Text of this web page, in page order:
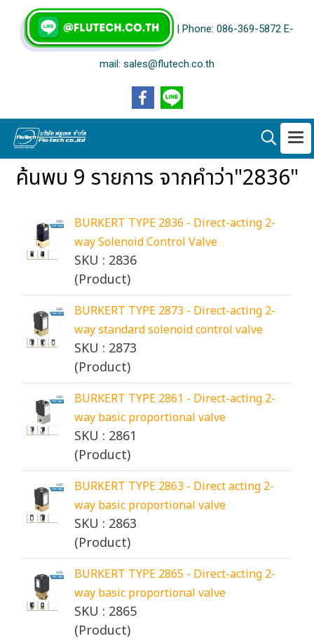
| Phone: 086-369-5872 E-
mail: sales@flutech.co.th
ค้นพบ 9 รายการ จากคำว่า"2836"
BURKERT TYPE 2836 - Direct-acting 2-
way Solenoid Control Valve
SKU : 2836
(Product)
BURKERT TYPE 2873 - Direct-acting 2-
way standard solenoid control valve
SKU : 2873
(Product)
BURKERT TYPE 2861 - Direct-acting 2-
way basic proportional valve
SKU : 2861
(Product)
BURKERT TYPE 2863 - Direct acting 2-
way basic proportional valve
SKU : 2863
(Product)
BURKERT TYPE 2865 - Direct-acting 2-
way basic proportional valve
SKU : 2865
(Product)